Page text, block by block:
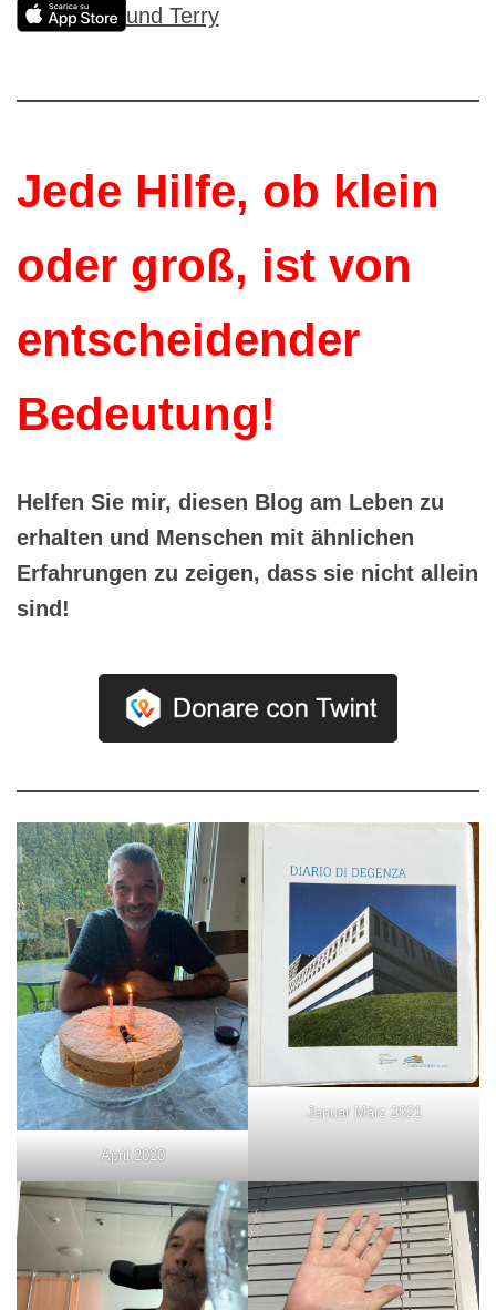
und Terry
Jede Hilfe, ob klein
oder groß, ist von
entscheidender
Bedeutung!
Helfen Sie mir, diesen Blog am Leben zu
erhalten und Menschen mit ähnlichen
Erfahrungen zu zeigen, dass sie nicht allein
sind!
April 2020
Januar März 2021